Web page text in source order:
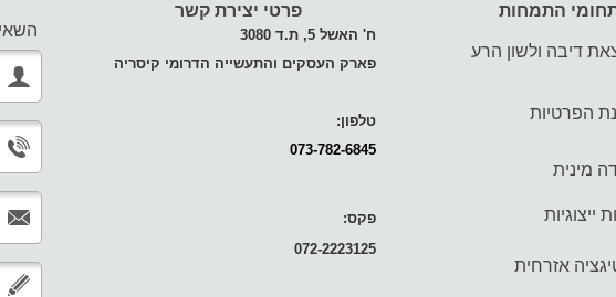
התמחות
דיבה ולשון הרע
הפרטיות
מינית
ייצוגיות
אזרחית
פרטי יצירת קשר
ח' האשל 5, ת.ד 3080
פארק העסקים והתעשייה הדרומי קיסריה
טלפון:
073-782-6845
פקס:
072-2223125